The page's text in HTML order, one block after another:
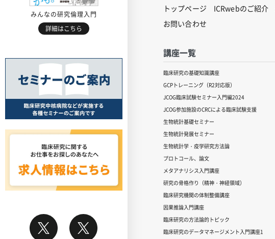
みんなの研究倫理入門
詳細はこちら
トップページ ICRwebのご紹介
お問い合わせ
講座一覧
臨床研究の基礎知識講座
GCPトレーニング（R2対応版）
JCOG臨床試験セミナー入門編2024
JCOG参加施設のCRCによる臨床試験支援
生物統計基礎セミナー
生物統計発展セミナー
生物統計学・疫学研究方法論
プロトコール、論文
メタアナリシス入門講座
研究の骨格作り（精神・神経領域）
臨床研究機関の体制整備講座
因果推論入門講座
臨床研究の方法論的トピック
臨床研究のデータマネージメント入門講座1